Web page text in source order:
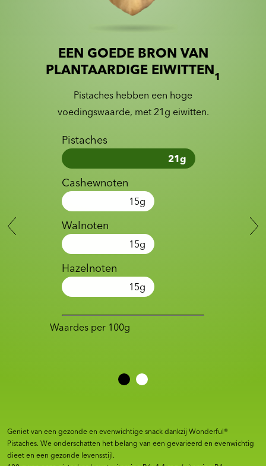
Slider with nutrition information
Slide 1 of 2
EEN GOEDE BRON VAN
PLANTAARDIGE EIWITTEN1
Pistaches hebben een hoge
voedingswaarde, met 21g eiwitten.
Pistaches
21g
Cashewnoten
15g
Walnoten
15g
Hazelnoten
15g
Waardes per 100g
Geniet van een gezonde en evenwichtige snack dankzij Wonderful®
Pistaches. We onderschatten het belang van een gevarieerd en evenwichtig
dieet en een gezonde levensstijl.